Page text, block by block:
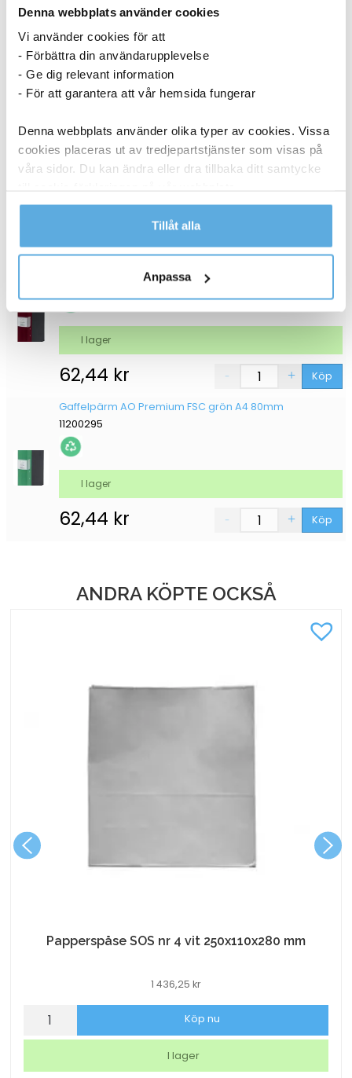
Denna webbplats använder cookies
Vi använder cookies för att
- Förbättra din användarupplevelse
- Ge dig relevant information
- För att garantera att vår hemsida fungerar
Denna webbplats använder olika typer av cookies. Vissa
cookies placeras ut av tredjepartstjänster som visas på
våra sidor. Du kan ändra eller dra tillbaka ditt samtycke
Läs mer i vår integritetspolicy om vilka vi är, hur du
kontaktar oss och på vilket sätt vi behandlar
Tillåt alla
Anpassa
62,44kr
I lager
11200293
62,44 kr Köp
I lager
Gaffelpärm AO Premium FSC grön A4 80mm
11200295
62,44 kr Köp
I lager
ANDRA KÖPTE OCKSÅ
Papperspåse SOS nr 4 vit 250x110x280 mm
1 436,25 kr
Papperspåse
4
Köp nu
I lager